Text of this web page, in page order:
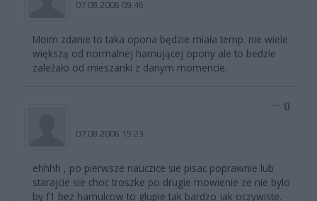
07.08.2006 09:46
Moim zdanie to taka opona będzie miała temp. nie wiele
większą od normalnej hamującej opony ale to bedzie
zależało od mieszanki z danym momencie.
07.08.2006 15:23
0
ehhhh , po pierwsze nauczice sie pisac poprawnie lub
starajcie sie choc troszke po drugie mowienie ze nie bylo
by f1 bez hamulcow to glupie tak bardzo jak oczywiste.